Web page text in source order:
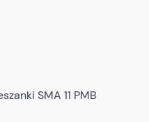
SMA 11 PMB